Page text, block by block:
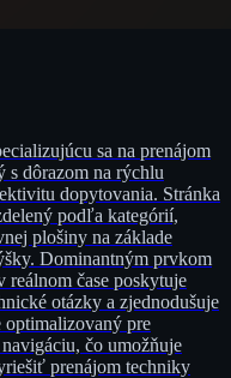
sa na prenájom
s dôrazom na rýchlu
dopytovania. Stránka
podľa kategórií,
plošiny na základe
Dominantným prvkom
čase poskytuje
otázky a zjednodušuje
optimalizovaný pre
čo umožňuje
prenájom techniky